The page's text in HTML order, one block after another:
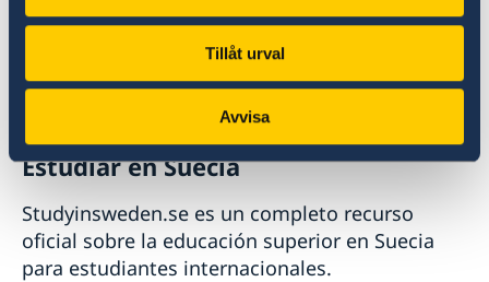
Tillåt urval
Avvisa
Estudiar en Suecia
Studyinsweden.se es un completo recurso
oficial sobre la educación superior en Suecia
para estudiantes internacionales.